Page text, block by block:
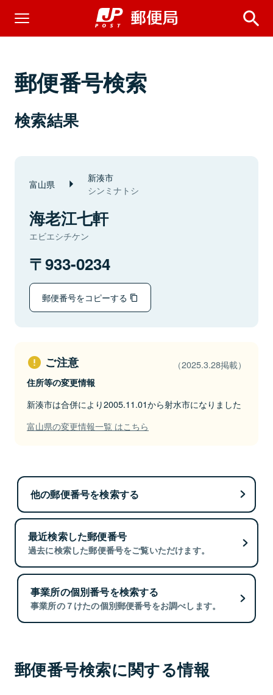
郵便番号検索
検索結果
富山県 新湊市
シンミナトシ
海老江七軒
エビエシチケン
933-0234
郵便番号をコピーする
ご注意 （2025.3.28掲載）
住所等の変更情報
新湊市は合併により2005.11.01から射水市になりました
富山県の変更情報一覧 はこちら
他の郵便番号を検索する
最近検索した郵便番号
過去に検索した郵便番号をご覧いただけます。
事業所の個別番号を検索する
事業所の７けたの個別郵便番号をお調べします。
郵便番号検索に関する情報